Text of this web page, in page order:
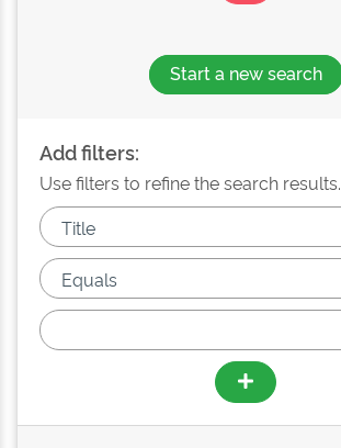
Start a new search
Add filters:
Use filters to refine the search results.